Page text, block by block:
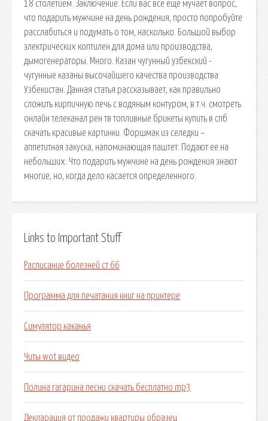
18 столетием. Заключение. Если вас всё еще мучает вопрос,
что подарить мужчине на день рождения, просто попробуйте
расслабиться и подумать о том, насколько. Большой выбор
электрических коптилен для дома или производства,
дымогенераторы. Много. Казан чугунный узбекский -
чугунные казаны высочайшего качества производства
Узбекистан. Данная статья рассказывает, как правильно
сложить кирпичную печь с водяным контуром, в т.ч. смотреть
онлайн телеканал рен тв топливные брикеты купить в спб
скачать красивые картинки. Форшмак из селедки –
аппетитная закуска, напоминающая паштет. Подают ее на
небольших. Что подарить мужчине на день рождения знают
многие, но, когда дело касается определенного.
Links to Important Stuff
Расписание болезней ст 66
Программа для печатания книг на принтере
Симулятор каканья
Читы wot видео
Полина гагарина песни скачать бесплатно mp3
Декларация от продажи квартиры образец